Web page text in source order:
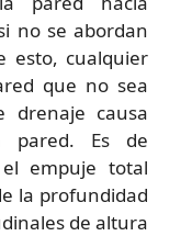
no se abordan
esto, cualquier
que no sea
drenaje causa
pared. Es de
empuje total
la profundidad
de altura